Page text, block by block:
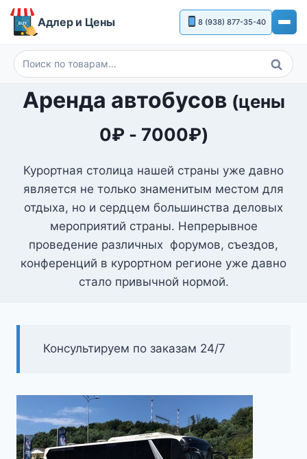
Перейти
Адлер и Цены 8 (938) 877-35-40
Искать:
Поиск
Аренда автобусов (цены
0₽ - 7000₽)
Курортная столица нашей страны уже давно
является не только знаменитым местом для
отдыха, но и сердцем большинства деловых
мероприятий страны. Непрерывное
проведение различных форумов, съездов,
конференций в курортном регионе уже давно
стало привычной нормой.
Консультируем по заказам 24/7